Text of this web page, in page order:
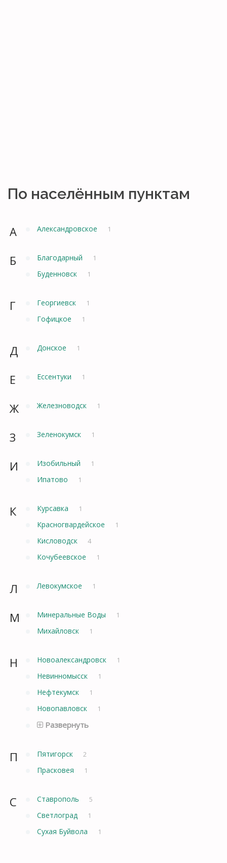
По населённым пунктам
А Александровское 1
Б Благодарный 1
Буденновск 1
Г Георгиевск 1
Гофицкое 1
Д Донское 1
Е Ессентуки 1
Ж Железноводск 1
З Зеленокумск 1
И Изобильный 1
Ипатово 1
К Курсавка 1
Красногвардейское 1
Кисловодск 4
Кочубеевское 1
Л Левокумское 1
М Минеральные Воды 1
Михайловск 1
Н Новоалександровск 1
Невинномысск 1
Нефтекумск 1
Новопавловск 1
Развернуть
П Пятигорск 2
Прасковея 1
С Ставрополь 5
Светлоград 1
Сухая Буйвола 1